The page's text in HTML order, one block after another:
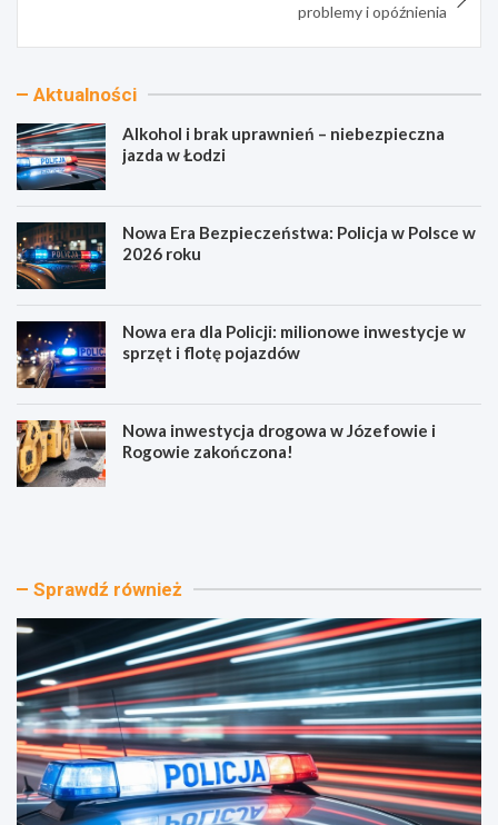
problemy i opóźnienia
Aktualności
Alkohol i brak uprawnień – niebezpieczna
jazda w Łodzi
Nowa Era Bezpieczeństwa: Policja w Polsce w
2026 roku
Nowa era dla Policji: milionowe inwestycje w
sprzęt i flotę pojazdów
Nowa inwestycja drogowa w Józefowie i
Rogowie zakończona!
A
o
i
r
a
k
u
p
r
a
N
r
B
z
p
i
e
c
z
e
Sprawdź również